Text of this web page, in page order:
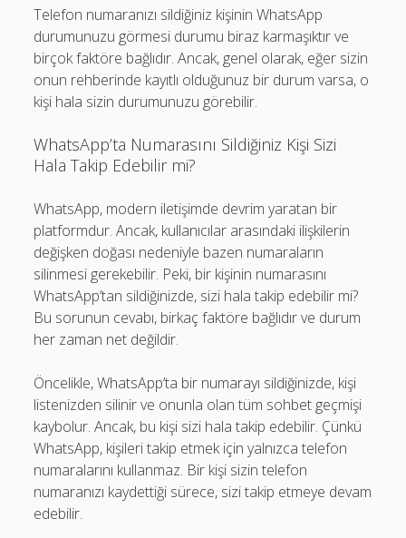
Telefon numaranızı sildiğiniz kişinin WhatsApp
durumunuzu görmesi durumu biraz karmaşıktır ve
birçok faktöre bağlıdır. Ancak, genel olarak, eğer sizin
onun rehberinde kayıtlı olduğunuz bir durum varsa, o
kişi hala sizin durumunuzu görebilir.
WhatsApp’ta Numarasını Sildiğiniz Kişi Sizi
Hala Takip Edebilir mi?
WhatsApp, modern iletişimde devrim yaratan bir
platformdur. Ancak, kullanıcılar arasındaki ilişkilerin
değişken doğası nedeniyle bazen numaraların
silinmesi gerekebilir. Peki, bir kişinin numarasını
WhatsApp’tan sildiğinizde, sizi hala takip edebilir mi?
Bu sorunun cevabı, birkaç faktöre bağlıdır ve durum
her zaman net değildir.
Öncelikle, WhatsApp’ta bir numarayı sildiğinizde, kişi
listenizden silinir ve onunla olan tüm sohbet geçmişi
kaybolur. Ancak, bu kişi sizi hala takip edebilir. Çünkü
WhatsApp, kişileri takip etmek için yalnızca telefon
numaralarını kullanmaz. Bir kişi sizin telefon
numaranızı kaydettiği sürece, sizi takip etmeye devam
edebilir.